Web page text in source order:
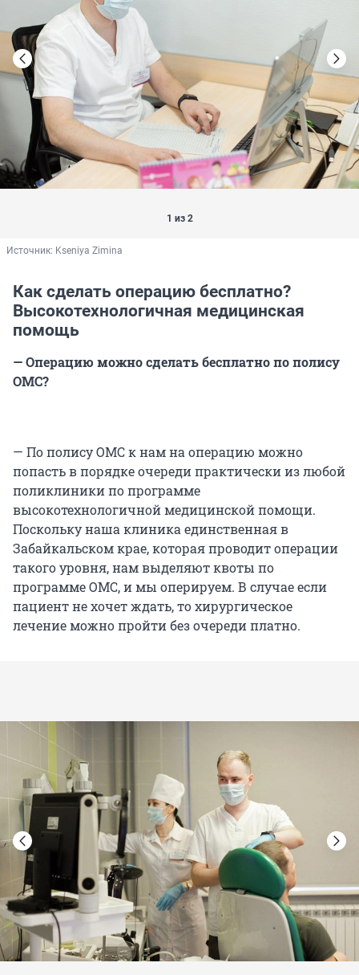
1 из 2
Источник: Kseniya Zimina
Как сделать операцию бесплатно?
Высокотехнологичная медицинская
помощь
— Операцию можно сделать бесплатно по полису
ОМС?
— По полису ОМС к нам на операцию можно
попасть в порядке очереди практически из любой
поликлиники по программе
высокотехнологичной медицинской помощи.
Поскольку наша клиника единственная в
Забайкальском крае, которая проводит операции
такого уровня, нам выделяют квоты по
программе ОМС, и мы оперируем. В случае если
пациент не хочет ждать, то хирургическое
лечение можно пройти без очереди платно.